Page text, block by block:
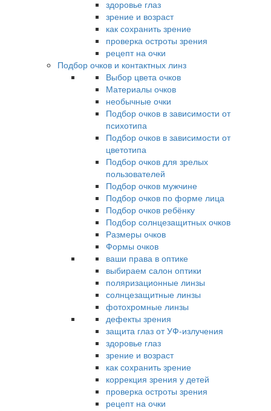
здоровье глаз
зрение и возраст
как сохранить зрение
проверка остроты зрения
рецепт на очки
Подбор очков и контактных линз
Выбор цвета очков
Материалы очков
необычные очки
Подбор очков в зависимости от
психотипа
Подбор очков в зависимости от
цветотипа
Подбор очков для зрелых
пользователей
Подбор очков мужчине
Подбор очков по форме лица
Подбор очков ребёнку
Подбор солнцезащитных очков
Размеры очков
Формы очков
ваши права в оптике
выбираем салон оптики
поляризационные линзы
солнцезащитные линзы
фотохромные линзы
дефекты зрения
защита глаз от УФ-излучения
здоровье глаз
зрение и возраст
как сохранить зрение
коррекция зрения у детей
проверка остроты зрения
рецепт на очки